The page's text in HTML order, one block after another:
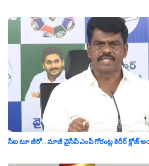
సీఐ టూ జీరో.. మాజీ వైసీపీ ఎంపీ గోరంట్ల కెరీర్ క్లోజ్